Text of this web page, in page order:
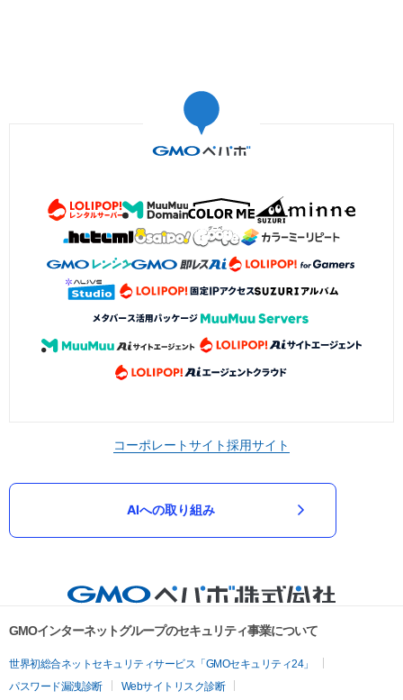
コーポレートサイト採用サイト
AIへの取り組み
GMOインターネットグループのセキュリティ事業について
世界初総合ネットセキュリティサービス「GMOセキュリティ24」
パスワード漏洩診断
Webサイトリスク診断